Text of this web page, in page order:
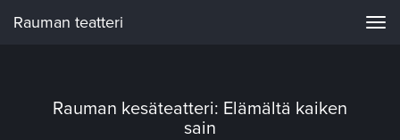
Rauman teatteri
Rauman kesäteatteri: Elämältä kaiken
sain